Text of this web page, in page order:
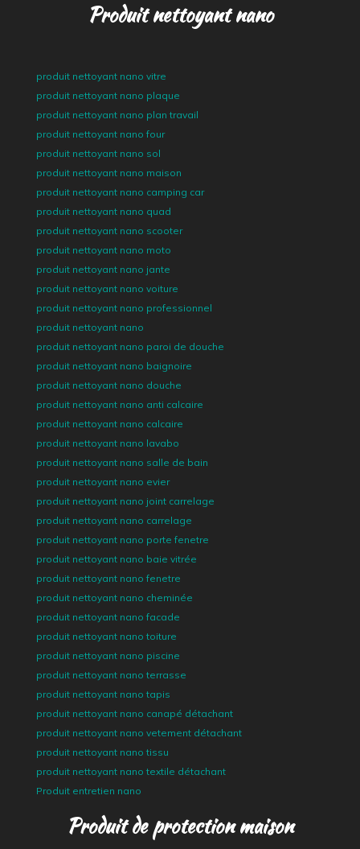
Produit nettoyant nano
produit nettoyant nano vitre
produit nettoyant nano plaque
produit nettoyant nano plan travail
produit nettoyant nano four
produit nettoyant nano sol
produit nettoyant nano maison
produit nettoyant nano camping car
produit nettoyant nano quad
produit nettoyant nano scooter
produit nettoyant nano moto
produit nettoyant nano jante
produit nettoyant nano voiture
produit nettoyant nano professionnel
produit nettoyant nano
produit nettoyant nano paroi de douche
produit nettoyant nano baignoire
produit nettoyant nano douche
produit nettoyant nano anti calcaire
produit nettoyant nano calcaire
produit nettoyant nano lavabo
produit nettoyant nano salle de bain
produit nettoyant nano evier
produit nettoyant nano joint carrelage
produit nettoyant nano carrelage
produit nettoyant nano porte fenetre
produit nettoyant nano baie vitrée
produit nettoyant nano fenetre
produit nettoyant nano cheminée
produit nettoyant nano facade
produit nettoyant nano toiture
produit nettoyant nano piscine
produit nettoyant nano terrasse
produit nettoyant nano tapis
produit nettoyant nano canapé détachant
produit nettoyant nano vetement détachant
produit nettoyant nano tissu
produit nettoyant nano textile détachant
Produit entretien nano
Produit de protection maison